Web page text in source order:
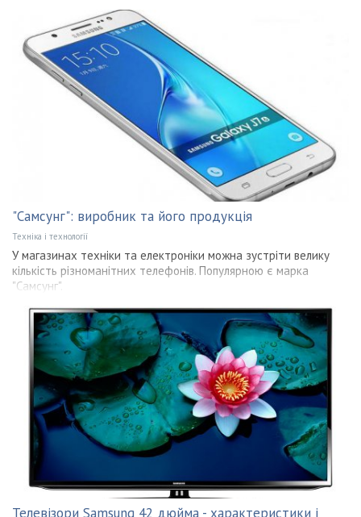
"Самсунг": виробник та його продукція
Техніка і технології
У магазинах техніки та електроніки можна зустріти велику
кількість різноманітних телефонів. Популярною є марка
"Самсунг".
Телевізори Samsung 42 дюйма - характеристики і